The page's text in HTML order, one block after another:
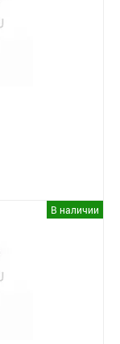
В наличии